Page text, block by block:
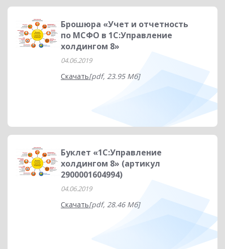
Брошюра «Учет и отчетность
по МСФО в 1С:Управление
холдингом 8»
04.06.2019
Скачать[pdf, 23.95 Мб]
Буклет «1С:Управление
холдингом 8» (артикул
2900001604994)
04.06.2019
Скачать[pdf, 28.46 Мб]